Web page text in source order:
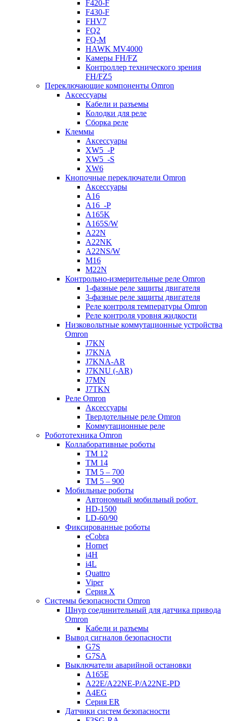
F420-F
F430-F
FHV7
FQ2
FQ-M
HAWK MV4000
Камеры FH/FZ
Контроллер технического зрения
FH/FZ5
Переключающие компоненты Omron
Аксессуары
Кабели и разъемы
Колодки для реле
Сборка реле
Клеммы
Аксессуары
XW5_-P
XW5_-S
XW6
Кнопочные переключатели Omron
Аксессуары
A16
A16_-P
A165K
A165S/W
A22N
A22NK
A22NS/W
M16
M22N
Контрольно-измерительные реле Omron
1-фазные реле защиты двигателя
3-фазные реле защиты двигателя
Реле контроля температуры Omron
Реле контроля уровня жидкости
Низковольтные коммутационные устройства
Omron
J7KN
J7KNA
J7KNA-AR
J7KNU (-AR)
J7MN
J7TKN
Реле Omron
Аксессуары
Твердотельные реле Omron
Коммутационные реле
Робототехника Omron
Коллаборативные роботы
TM 12
TM 14
TM 5 – 700
TM 5 – 900
Мобильные роботы
Автономный мобильный робот
HD-1500
LD-60/90
Фиксированные роботы
eCobra
Hornet
i4H
i4L
Quattro
Viper
Серия X
Системы безопасности Omron
Шнур соединительный для датчика привода
Omron
Кабели и разъемы
Вывод сигналов безопасности
G7S
G7SA
Выключатели аварийной остановки
A165E
A22E/A22NE-P/A22NE-PD
A4EG
Серия ER
Датчики систем безопасности